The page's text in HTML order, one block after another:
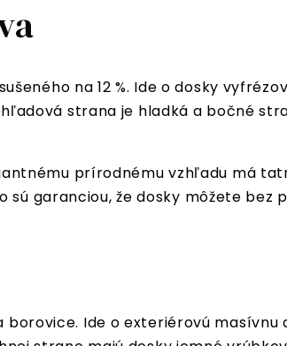
na 12 %. Ide o dosky
strana je hladká a bočné
prírodnému vzhľadu má
garanciou, že dosky môžete bez
Ide o exteriérovú masívnu